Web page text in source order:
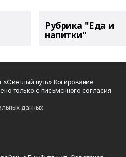
Рубрика "Еда и
напитки"
путь» Копирование
только с письменного согласия
данных